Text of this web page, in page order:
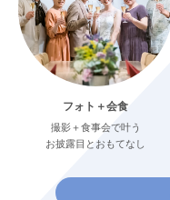
フォト＋会食
撮影＋食事会で叶う
お披露目とおもてなし